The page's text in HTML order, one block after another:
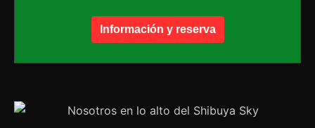
Información y reserva